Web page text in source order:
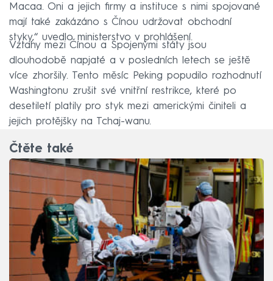
Macaa. Oni a jejich firmy a instituce s nimi spojované
mají také zakázáno s Čínou udržovat obchodní
styky,“ uvedlo ministerstvo v prohlášení.
Vztahy mezi Čínou a Spojenými státy jsou
dlouhodobě napjaté a v posledních letech se ještě
více zhoršily. Tento měsíc Peking popudilo rozhodnutí
Washingtonu zrušit své vnitřní restrikce, které po
desetiletí platily pro styk mezi americkými činiteli a
jejich protějšky na Tchaj-wanu.
Čtěte také